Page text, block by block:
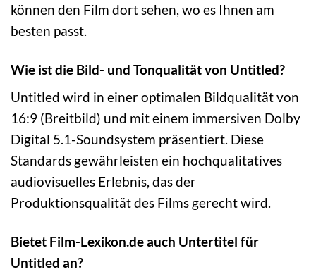
können den Film dort sehen, wo es Ihnen am
besten passt.
Wie ist die Bild- und Tonqualität von Untitled?
Untitled wird in einer optimalen Bildqualität von
16:9 (Breitbild) und mit einem immersiven Dolby
Digital 5.1-Soundsystem präsentiert. Diese
Standards gewährleisten ein hochqualitatives
audiovisuelles Erlebnis, das der
Produktionsqualität des Films gerecht wird.
Bietet Film-Lexikon.de auch Untertitel für
Untitled an?